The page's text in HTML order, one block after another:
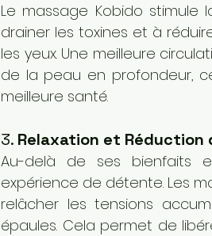
Le massage Kobido
drainer les toxines et à
les yeux. Une meilleure
de la peau en profondeur,
meilleure santé.
3. Relaxation et Réduction
Au-delà de ses bienfaits
expérience de détente. Les
relâcher les tensions
épaules. Cela permet de